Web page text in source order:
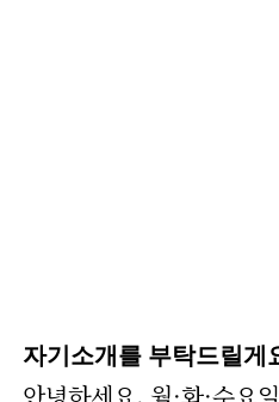
자기소개를 부탁드릴게요.